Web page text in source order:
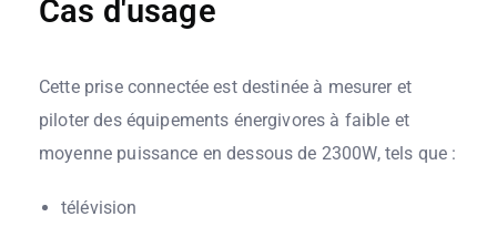
Cas d'usage
Cette prise connectée est destinée à mesurer et
piloter des équipements énergivores à faible et
moyenne puissance en dessous de 2300W, tels que :
télévision